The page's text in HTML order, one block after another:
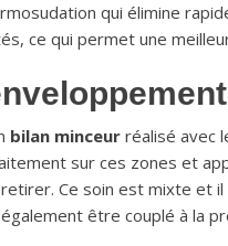
qui élimine
ce qui permet une
bilan minceur réalisé avec
sur ces zones et
Ce soin est mixte et
également être couplé à la